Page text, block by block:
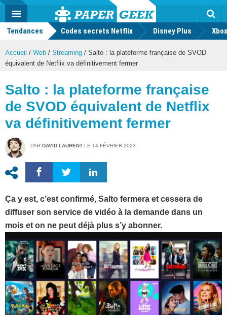
Actu
geek
MENU
Tendances Codes secrets Netflix Disney Plus
Accueil / Web / Streaming / Salto : la plateforme française de SVOD
équivalent de Netflix va définitivement fermer
Salto : la plateforme française
de SVOD équivalent de Netflix
va définitivement fermer
PAR DAVID LAURENT LE 14 FÉVRIER 2023
Ça y est, c’est confirmé, Salto fermera et cessera de
diffuser son service de vidéo à la demande dans un
mois et on ne peut déjà plus s’y abonner.
Mode
FacebookTwitter Youtube